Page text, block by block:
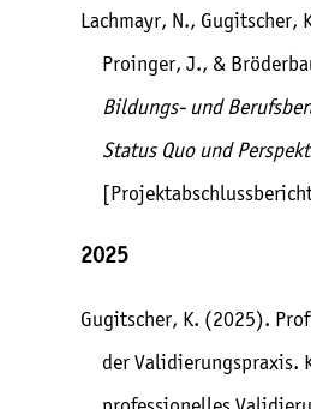
Lachmayr, N., Gugitscher,
Proinger, J., &
Bildungs- und
Status Quo und
2025
Gugitscher, K. (2025).
der Validierungspraxis.